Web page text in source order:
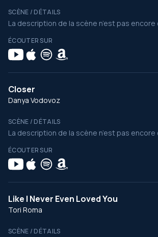
SCÈNE / DÉTAILS
La description de la scène n’est pas
ÉCOUTER SUR
Closer
Danya Vodovoz
SCÈNE / DÉTAILS
La description de la scène n’est pas
ÉCOUTER SUR
Like I Never Even Loved You
Tori Roma
SCÈNE / DÉTAILS